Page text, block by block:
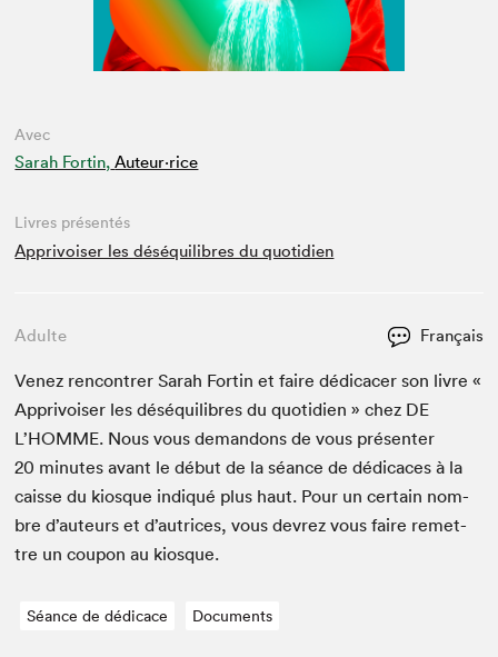
Avec
Sarah Fortin, Auteur·rice
Livres présentés
Apprivoiser les déséquilibres du quotidien
Adulte Français
Venez ren­con­tr­er Sarah Fortin et faire dédi­cac­er son livre «
Apprivois­er les déséquili­bres du quo­ti­di­en » chez DE
L’HOMME. Nous vous deman­dons de vous présen­ter
20 min­utes avant le début de la séance de dédi­caces à la
caisse du kiosque indiqué plus haut. Pour un cer­tain nom­
bre d’auteurs et d’autrices, vous devrez vous faire remet­
tre un coupon au kiosque.
Séance de dédicace Documents